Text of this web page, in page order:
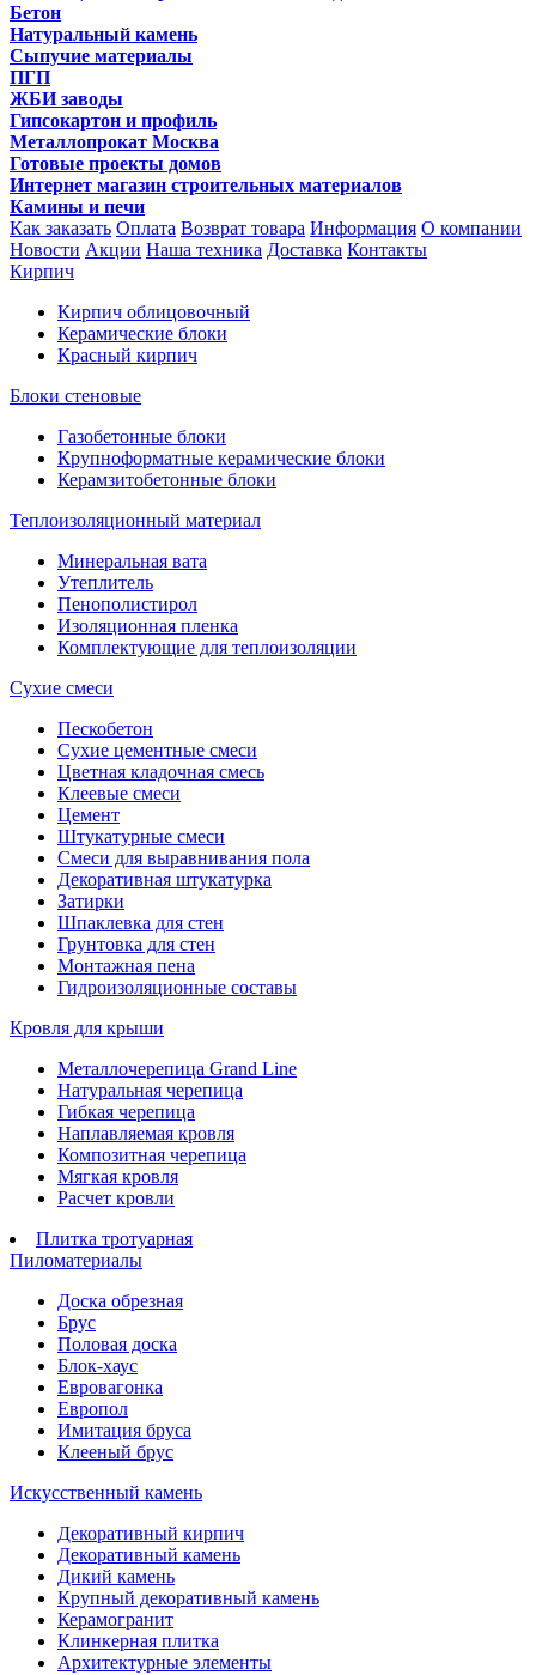
Бетон
Натуральный камень
Сыпучие материалы
ПГП
ЖБИ заводы
Гипсокартон и профиль
Металлопрокат Москва
Готовые проекты домов
Интернет магазин строительных материалов
Камины и печи
Как заказать Оплата Возврат товара Информация О компании
Новости Акции Наша техника Доставка Контакты
Кирпич
Кирпич облицовочный
Керамические блоки
Красный кирпич
Блоки стеновые
Газобетонные блоки
Крупноформатные керамические блоки
Керамзитобетонные блоки
Теплоизоляционный материал
Минеральная вата
Утеплитель
Пенополистирол
Изоляционная пленка
Комплектующие для теплоизоляции
Сухие смеси
Пескобетон
Сухие цементные смеси
Цветная кладочная смесь
Клеевые смеси
Цемент
Штукатурные смеси
Смеси для выравнивания пола
Декоративная штукатурка
Затирки
Шпаклевка для стен
Грунтовка для стен
Монтажная пена
Гидроизоляционные составы
Кровля для крыши
Металлочерепица Grand Line
Натуральная черепица
Гибкая черепица
Наплавляемая кровля
Композитная черепица
Мягкая кровля
Расчет кровли
Плитка тротуарная
Пиломатериалы
Доска обрезная
Брус
Половая доска
Блок-хаус
Евровагонка
Европол
Имитация бруса
Клееный брус
Искусственный камень
Декоративный кирпич
Декоративный камень
Дикий камень
Крупный декоративный камень
Керамогранит
Клинкерная плитка
Архитектурные элементы